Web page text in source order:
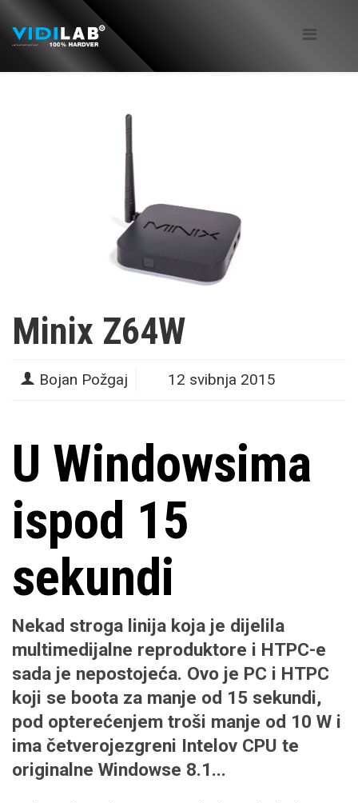
Minix Z64W
Bojan Požgaj 12 svibnja 2015
U Windowsima
ispod 15
sekundi
Nekad stroga linija koja je dijelila
multimedijalne reproduktore i HTPC-e
sada je nepostojeća. Ovo je PC i HTPC
koji se boota za manje od 15 sekundi,
pod opterećenjem troši manje od 10 W i
ima četverojezgreni Intelov CPU te
originalne Windowse 8.1...